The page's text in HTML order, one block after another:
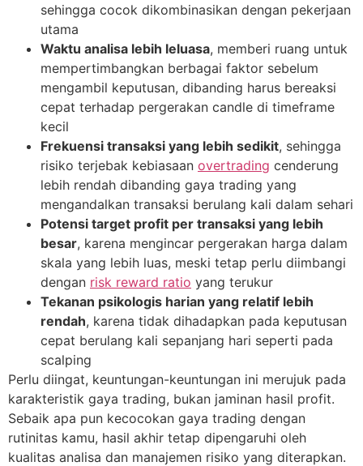
sehingga cocok dikombinasikan dengan pekerjaan
utama
Waktu analisa lebih leluasa, memberi ruang untuk
mempertimbangkan berbagai faktor sebelum
mengambil keputusan, dibanding harus bereaksi
cepat terhadap pergerakan candle di timeframe
kecil
Frekuensi transaksi yang lebih sedikit, sehingga
risiko terjebak kebiasaan overtrading cenderung
lebih rendah dibanding gaya trading yang
mengandalkan transaksi berulang kali dalam sehari
Potensi target profit per transaksi yang lebih
besar, karena mengincar pergerakan harga dalam
skala yang lebih luas, meski tetap perlu diimbangi
dengan risk reward ratio yang terukur
Tekanan psikologis harian yang relatif lebih
rendah, karena tidak dihadapkan pada keputusan
cepat berulang kali sepanjang hari seperti pada
scalping
Perlu diingat, keuntungan-keuntungan ini merujuk pada
karakteristik gaya trading, bukan jaminan hasil profit.
Sebaik apa pun kecocokan gaya trading dengan
rutinitas kamu, hasil akhir tetap dipengaruhi oleh
kualitas analisa dan manajemen risiko yang diterapkan.